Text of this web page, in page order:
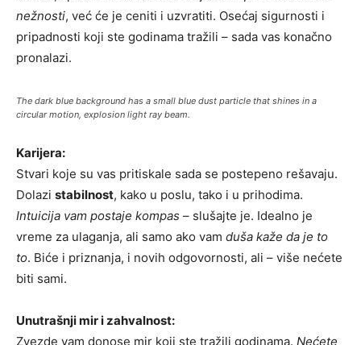
nežnosti, već će je ceniti i uzvratiti. Osećaj sigurnosti i
pripadnosti koji ste godinama tražili – sada vas konačno
pronalazi.
The dark blue background has a small blue dust particle that shines in a
circular motion, explosion light ray beam.
Karijera:
Stvari koje su vas pritiskale sada se postepeno rešavaju.
Dolazi stabilnost, kako u poslu, tako i u prihodima.
Intuicija vam postaje kompas – slušajte je. Idealno je
vreme za ulaganja, ali samo ako vam duša kaže da je to
to. Biće i priznanja, i novih odgovornosti, ali – više nećete
biti sami.
Unutrašnji mir i zahvalnost:
Zvezde vam donose mir koji ste tražili godinama. Nećete